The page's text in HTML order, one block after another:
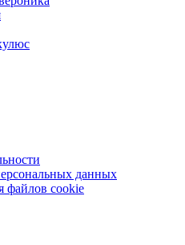
данных
файлов сookie